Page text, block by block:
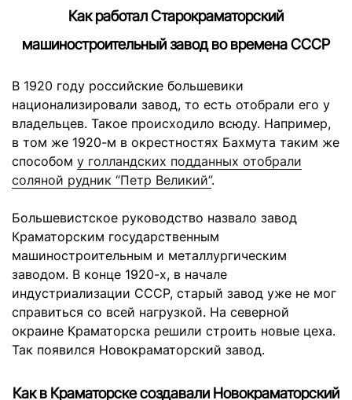
Как работал Старокраматорский
машиностроительный завод во времена СССР
В 1920 году российские большевики
национализировали завод, то есть отобрали его у
владельцев. Такое происходило всюду. Например,
в том же 1920-м в окрестностях Бахмута таким же
способом у голландских подданных отобрали
соляной рудник “Петр Великий”.
Большевистское руководство назвало завод
Краматорским государственным
машиностроительным и металлургическим
заводом. В конце 1920-х, в начале
индустриализации СССР, старый завод уже не мог
справиться со всей нагрузкой. На северной
окраине Краматорска решили строить новые цеха.
Так появился Новокраматорский завод.
Как в Краматорске создавали Новокраматорский